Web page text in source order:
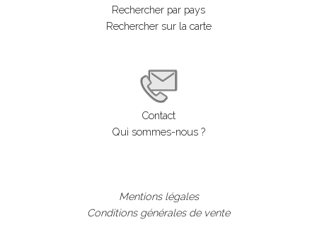
Rechercher par pays
Rechercher sur la carte
Contact
Qui sommes-nous ?
Mentions légales
Conditions générales de vente